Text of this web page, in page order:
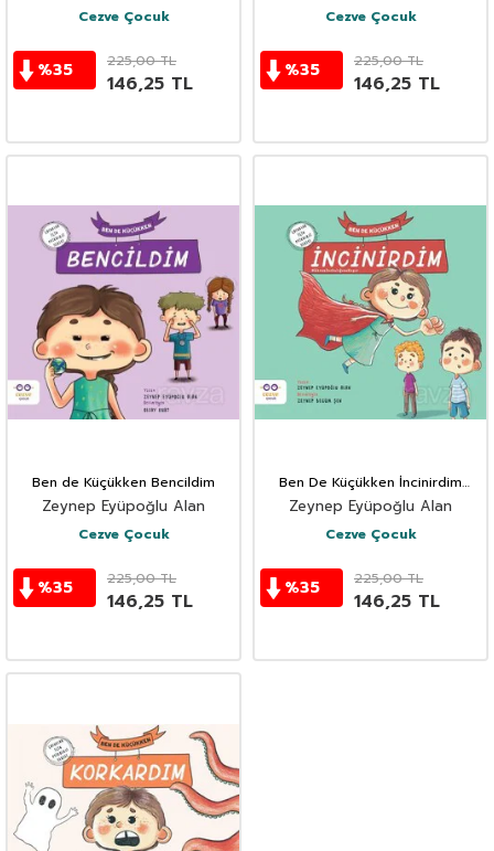
Cezve Çocuk
%35 225,00TL
146,25 TL
Cezve Çocuk
%35 225,00TL
146,25 TL
Ben de Küçükken Bencildim
Zeynep Eyüpoğlu Alan
Cezve Çocuk
%35 225,00TL
146,25 TL
Ben De Küçükken İncinirdim
#AkranZorbalığınaHayır
Zeynep Eyüpoğlu Alan
Cezve Çocuk
%35 225,00TL
146,25 TL